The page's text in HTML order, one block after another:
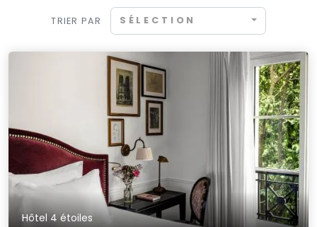
TRIER PAR SÉLECTION
Hôtel 4 étoiles